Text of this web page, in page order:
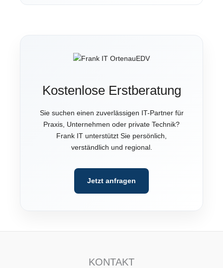
Kostenlose Erstberatung
Sie suchen einen zuverlässigen IT-Partner für
Praxis, Unternehmen oder private Technik?
Frank IT unterstützt Sie persönlich,
verständlich und regional.
Jetzt anfragen
KONTAKT